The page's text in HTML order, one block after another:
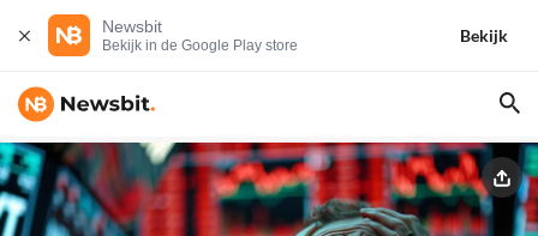
Newsbit
Bekijk in de Google Play store
Bekijk